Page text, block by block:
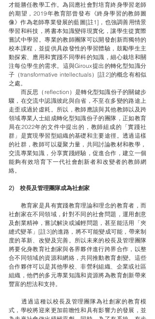
才能勝任教學工作。為回應社會對培育終身學習老師
的期望，2019年教育部曾發布《終身學習的教師圖
像》作為老師專業發展的藍圖[註1]，也強調善用情景
學習和科技，將書本知識變得現實化，讓學生從實際
嘗試中學習。專業的教師團隊可以開發創新而獨特的
校本課程，並提供具啟發性的學習體驗，鼓勵學生主
動探索、應用和實踐不同學科的知識，細心栽培和關
注每位學生的需求。這與Giroux提出的轉化型知識分
子（transformative intellectuals）[註2]的概念有相似
之處。
而反思（reflection）是轉化型知識份子的關鍵步
驟，在交流中認識彼此與自省，不至在多變的路途上
走歪或過於虛耗。所以，教師應該與其他教師以及跨
領域專業人士組成轉化型知識份子的團隊，正如教育
局在2022年的文件中提出的，教師組成的「實踐社
群」是實現學習型組織的基礎和主要途徑。透過這樣
的社群，教師可以凝聚力量，共同討論教材和教學，
交流專業知識，分享實踐經驗，促進合作，建立一個
能夠有效培育下一代社會創新者和改變者的教師網
絡。
2)    校長及管理團隊成為社創家
教育家是具有實踐教育理論和理念的教育者，而
社創家在不同領域，針對不同的社會問題，運用創意
及創業精神，嘗試解決或減輕問題，甚至能活用「夾
縫式變革」[註3]的進路，將不可能變成可能，帶來制
度的革新、改變及完善。所以未來的校長及管理團隊
將要化身教育社創家與各界夥伴進行跨界合作，以整
合不同領域的資源和網絡，共同推動教育創變。這些
合作夥伴可以是其他學校、非營利組織、企業或社區
組織，他們的多元專業知識和資源將為教育創新帶來
豐富的想法和支持。
透過這種以校長及管理團隊為社創家的教育模
式，學校將迎來更加前瞻性和具有影響力的發展，並